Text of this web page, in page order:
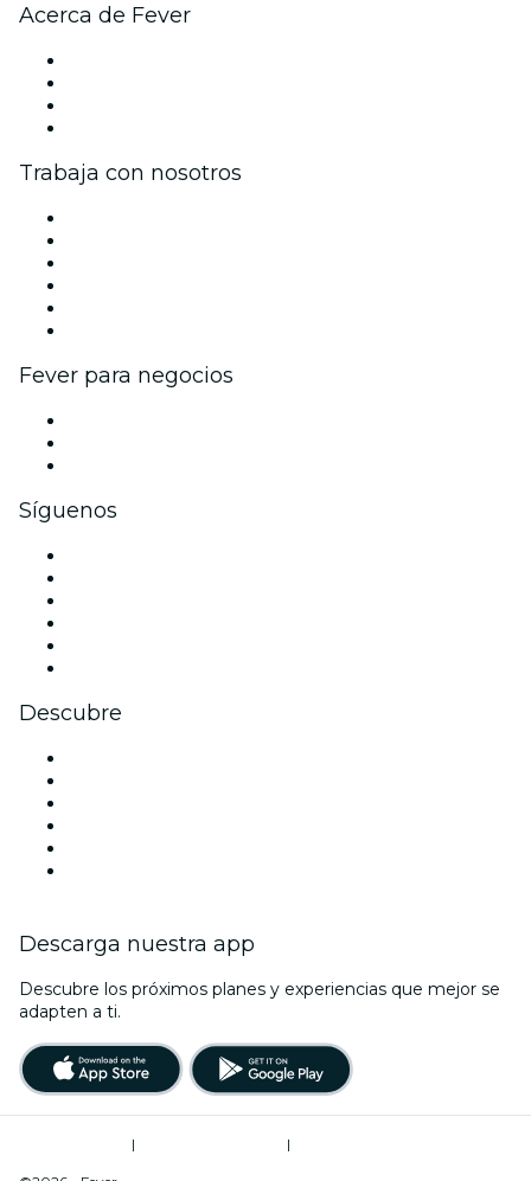
Acerca de Fever
Trabaja con nosotros
Fever para negocios
Síguenos
Descubre
Descarga nuestra app
Descubre los próximos planes y experiencias que mejor se
adapten a ti.
|
|